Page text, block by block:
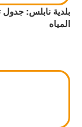
بلدية نابلس: جدول
المياه